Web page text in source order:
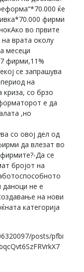
ќе
фирми
во првите
врата околу
месеци
фирми,11%
се запрашува
на
криза, со брзо
е да
,но
со овој дел од
да влезат во
Да се
бројот на
даноци не е
на нови
категорија
posts/pfbi